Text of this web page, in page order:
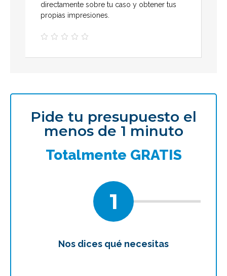
directamente sobre tu caso y obtener tus
propias impresiones.
    
Pide tu presupuesto el
menos de 1 minuto
Totalmente GRATIS
1
Nos dices qué necesitas